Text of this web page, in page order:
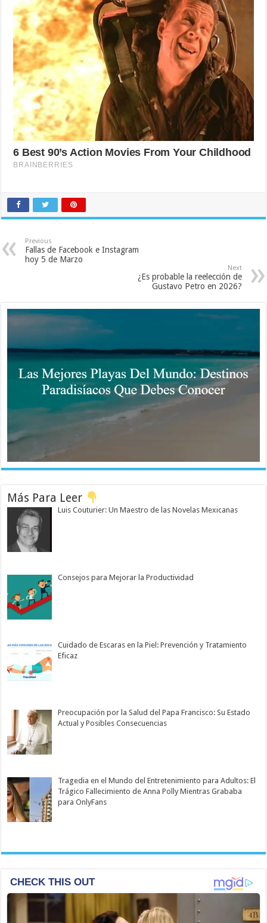
Previous
Fallas de Facebook e Instagram
hoy 5 de Marzo
Next
¿Es probable la reelección de
Gustavo Petro en 2026?
Más Para Leer
Luis Couturier: Un Maestro de las Novelas Mexicanas
Consejos para Mejorar la Productividad
Cuidado de Escaras en la Piel: Prevención y Tratamiento
Eficaz
Preocupación por la Salud del Papa Francisco: Su Estado
Actual y Posibles Consecuencias
Tragedia en el Mundo del Entretenimiento para Adultos: El
Trágico Fallecimiento de Anna Polly Mientras Grababa
para OnlyFans